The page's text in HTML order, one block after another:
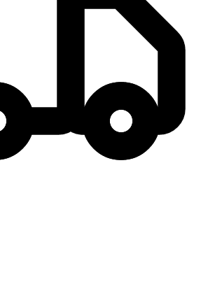
Nils Arne Pedersen , &